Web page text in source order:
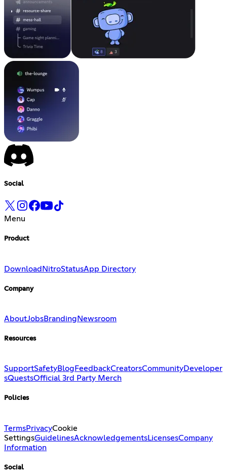
Social
Menu
Product
DownloadNitroStatusApp Directory
Company
AboutJobsBranding Newsroom
Resources
SupportSafetyBlog FeedbackCreatorsCommunityDeveloper
sQuestsOfficial 3rd Party Merch
Policies
TermsPrivacyCookie
SettingsGuidelinesAcknowledgementsLicensesCompany
Information
Social